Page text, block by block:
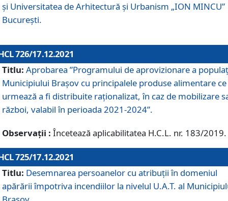
și Universitatea de Arhitectură și Urbanism „ION MINCU”
București.
726/17.12.2021
Titlu: Aprobarea ”Programului de aprovizionare a
Municipiului Braşov cu principalele produse alimentare ce
urmează a fi distribuite raționalizat, în caz de mobilizare
război, valabil în perioada 2021-2024”.
Observații : Încetează aplicabilitatea H.C.L. nr. 183/2019.
725/17.12.2021
Titlu: Desemnarea persoanelor cu atribuții în domeniul
apărării împotriva incendiilor la nivelul U.A.T. al